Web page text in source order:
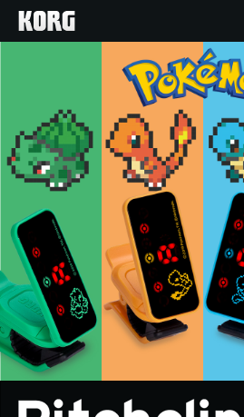
Productos
Características
Eventos
Soporte
Localizador de Tiendas